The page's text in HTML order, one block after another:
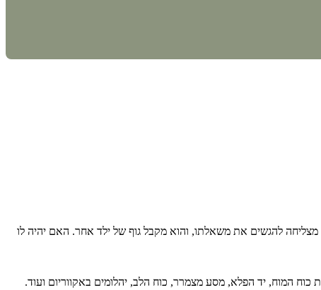
להגשים את משאלתו, והוא מקבל גוף של ילד אחר. האם יהיה לו
עד היום יותר מ- 70 ספרים, ביניהם הסדרות רבות המכר- חבורת כוח המוח, יד הפלא, מסע מצמרר, כוח הלב, יהלומים באקווריום ועוד.